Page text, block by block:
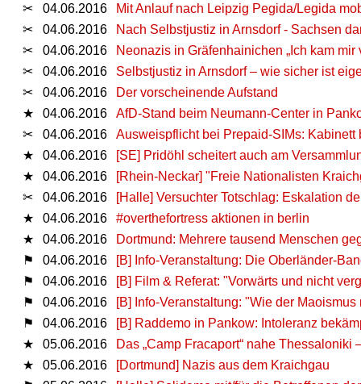
✂
04.06.2016
Mit Anlauf nach Leipzig Pegida/Legida
✂
04.06.2016
Nach Selbstjustiz in Arnsdorf - Sachsen
✂
04.06.2016
Neonazis in Gräfenhainichen „Ich kam
✂
04.06.2016
Selbstjustiz in Arnsdorf – wie sicher ist
✂
04.06.2016
Der vorscheinende Aufstand
★
04.06.2016
AfD-Stand beim Neumann-Center in
✂
04.06.2016
Ausweispflicht bei Prepaid-SIMs: Kabinett
★
04.06.2016
[SE] Pridöhl scheitert auch am
★
04.06.2016
[Rhein-Neckar] "Freie Nationalisten
✂
04.06.2016
[Halle] Versuchter Totschlag: Eskalation
★
04.06.2016
#overthefortress aktionen in berlin
★
04.06.2016
Dortmund: Mehrere tausend Menschen
⚑
04.06.2016
[B] Info-Veranstaltung: Die Oberländer-
⚑
04.06.2016
[B] Film & Referat: "Vorwärts und nicht
⚑
04.06.2016
[B] Info-Veranstaltung: "Wie der
⚑
04.06.2016
[B] Raddemo in Pankow: Intoleranz
★
05.06.2016
Das „Camp Fracaport“ nahe
★
05.06.2016
[Dortmund] Nazis aus dem Kraichgau